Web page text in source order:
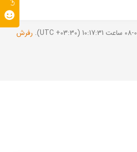
رفرش